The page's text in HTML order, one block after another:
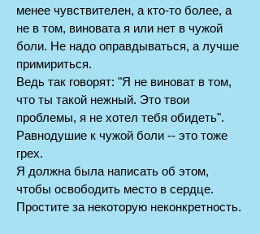
менее чувствителен, а кто-то более, а
не в том, виновата я или нет в чужой
боли. Не надо оправдываться, а лучше
примириться.
Ведь так говорят: "Я не виноват в том,
что ты такой нежный. Это твои
проблемы, я не хотел тебя обидеть".
Равнодушие к чужой боли -- это тоже
грех.
Я должна была написать об этом,
чтобы освободить место в сердце.
Простите за некоторую неконкретность.